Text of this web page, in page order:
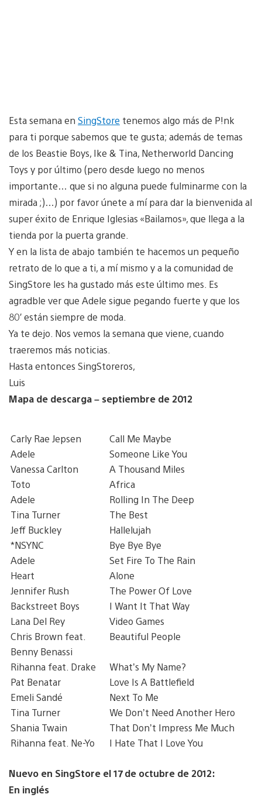
Esta semana en SingStore tenemos algo más de P!nk
para ti porque sabemos que te gusta; además de temas
de los Beastie Boys, Ike & Tina, Netherworld Dancing
Toys y por último (pero desde luego no menos
importante… que si no alguna puede fulminarme con la
mirada ;)…) por favor únete a mí para dar la bienvenida al
super éxito de Enrique Iglesias «Bailamos», que llega a la
tienda por la puerta grande.
Y en la lista de abajo también te hacemos un pequeño
retrato de lo que a ti, a mí mismo y a la comunidad de
SingStore les ha gustado más este último mes. Es
agradble ver que Adele sigue pegando fuerte y que los
80′ están siempre de moda.
Ya te dejo. Nos vemos la semana que viene, cuando
traeremos más noticias.
Hasta entonces SingStoreros,
Luis
Mapa de descarga – septiembre de 2012
Carly Rae Jepsen
Call Me Maybe
Adele
Someone Like You
Vanessa Carlton
A Thousand Miles
Toto
Africa
Adele
Rolling In The Deep
Tina Turner
The Best
Jeff Buckley
Hallelujah
*NSYNC
Bye Bye Bye
Adele
Set Fire To The Rain
Heart
Alone
Jennifer Rush
The Power Of Love
Backstreet Boys
I Want It That Way
Lana Del Rey
Video Games
Chris Brown feat.
Beautiful People
Benny Benassi
Rihanna feat. Drake
What’s My Name?
Pat Benatar
Love Is A Battlefield
Emeli Sandé
Next To Me
Tina Turner
We Don’t Need Another Hero
Shania Twain
That Don’t Impress Me Much
Rihanna feat. Ne-Yo
I Hate That I Love You
Nuevo en SingStore el 17 de octubre de 2012:
En inglés